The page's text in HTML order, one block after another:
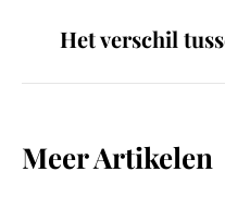
Het verschil
Meer Artikelen